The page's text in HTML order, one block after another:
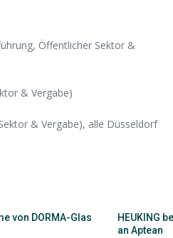
Öffentlicher Sektor &
& Vergabe)
& Vergabe), alle Düsseldorf
von DORMA-Glas
HEUKING
an Aptean